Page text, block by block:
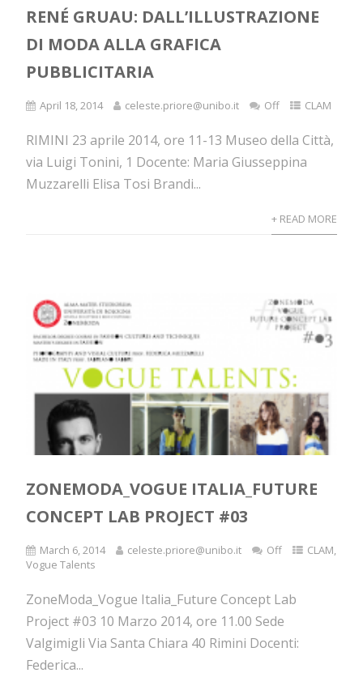
RENÉ GRUAU: DALL’ILLUSTRAZIONE
DI MODA ALLA GRAFICA
PUBBLICITARIA
April 18, 2014 celeste.priore@unibo.it Off CLAM
RIMINI 23 aprile 2014, ore 11-13 Museo della Città,
via Luigi Tonini, 1 Docente: Maria Giusseppina
Muzzarelli Elisa Tosi Brandi...
+ READ MORE
ZONEMODA_VOGUE ITALIA_FUTURE
CONCEPT LAB PROJECT #03
March 6, 2014 celeste.priore@unibo.it Off CLAM,
Vogue Talents
ZoneModa_Vogue Italia_Future Concept Lab
Project #03 10 Marzo 2014, ore 11.00 Sede
Valgimigli Via Santa Chiara 40 Rimini Docenti:
Federica...